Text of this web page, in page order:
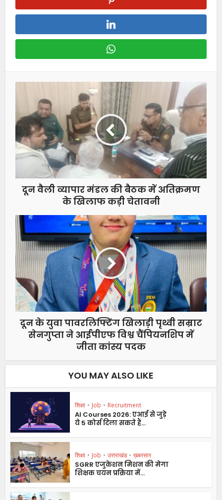
दून वैली व्यापार मंडल की बैठक में अतिक्रमण
के खिलाफ कड़ी चेतावनी
दून के युवा पावरलिफ्टिंग खिलाड़ी पृथ्वी सम्राट
सेनगुप्ता ने आईपीएफ विश्व चैंपियनशिप में
जीता कांस्य पदक
YOU MAY ALSO LIKE
शिक्षा • Job • Recruitment
AI Courses 2026: एआई से जुड़े
ये 5 कोर्स दिला सकते हैं...
शिक्षा • Job • उत्तराखंड • ख़बरसार
SGRR एजुकेशन मिशन की मेगा
शिक्षक चयन प्रक्रिया में...